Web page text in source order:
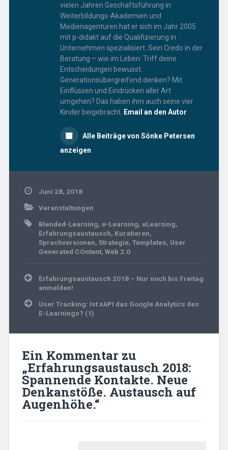
vielen Jahren Geschäftsführung in
Weiterbildungs-Akademien und
Medienagenturen hat er sich im Jahr 2005
mit p-didakt auf die Qualifizierung in
Unternehmen spezialisiert. Sein Credo in der
Beratung – wie im Leben: Triff deine
Entscheidungen bewusst.
Generationsübergreifend denken? Mit
Einflüssen und Eindrücken aller Art
umgehen? Das haben ihm auch seine vier
Kinder beigebracht. Email an den Autor
Alle Beiträge von Sönke Petersen
anzeigen
Juni 28, 2018
Veranstaltungen
Blended-Learning, e-Learning, eLearning,
Erfahrungsaustausch, Kuratieren,
Sprachversionen, Strategie, Templates, User
Generated COntent, Web 2.0
Beitragsnavigation
Erfahrungsaustausch 2018 – Nur noch bis Freitag
anmelden!
User Tracking: Ist xAPI das Google Analytics des
E-Learnings? (1)
Ein Kommentar zu
„Erfahrungsaustausch 2018:
Spannende Kontakte. Neue
Denkanstöße. Austausch auf
Augenhöhe.“